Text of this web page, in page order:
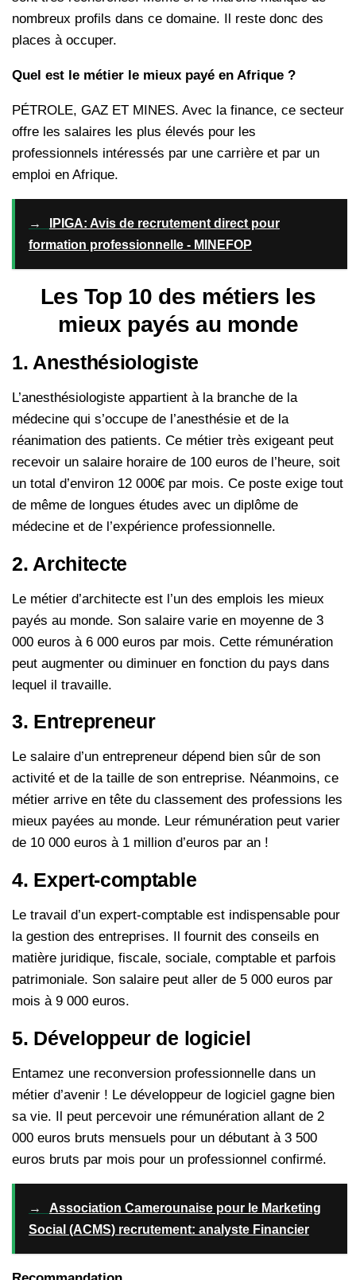
nombreux profils dans ce domaine. Il reste donc des
places à occuper.
Quel est le métier le mieux payé en Afrique ?
PÉTROLE, GAZ ET MINES. Avec la finance, ce secteur
offre les salaires les plus élevés pour les
professionnels intéressés par une carrière et par un
emploi en Afrique.
→
IPIGA: Avis de recrutement direct pour
formation professionnelle - MINEFOP
Les Top 10 des métiers les
mieux payés au monde
1. Anesthésiologiste
L’anesthésiologiste appartient à la branche de la
médecine qui s’occupe de l’anesthésie et de la
réanimation des patients. Ce métier très exigeant peut
recevoir un salaire horaire de 100 euros de l’heure, soit
un total d’environ 12 000€ par mois. Ce poste exige tout
de même de longues études avec un diplôme de
médecine et de l’expérience professionnelle.
2. Architecte
Le métier d’architecte est l’un des emplois les mieux
payés au monde. Son salaire varie en moyenne de 3
000 euros à 6 000 euros par mois. Cette rémunération
peut augmenter ou diminuer en fonction du pays dans
lequel il travaille.
3. Entrepreneur
Le salaire d’un entrepreneur dépend bien sûr de son
activité et de la taille de son entreprise. Néanmoins, ce
métier arrive en tête du classement des professions les
mieux payées au monde. Leur rémunération peut varier
de 10 000 euros à 1 million d’euros par an !
4. Expert-comptable
Le travail d’un expert-comptable est indispensable pour
la gestion des entreprises. Il fournit des conseils en
matière juridique, fiscale, sociale, comptable et parfois
patrimoniale. Son salaire peut aller de 5 000 euros par
mois à 9 000 euros.
5. Développeur de logiciel
Entamez une reconversion professionnelle dans un
métier d’avenir ! Le développeur de logiciel gagne bien
sa vie. Il peut percevoir une rémunération allant de 2
000 euros bruts mensuels pour un débutant à 3 500
euros bruts par mois pour un professionnel confirmé.
→
Association Camerounaise pour le Marketing
Social (ACMS) recrutement: analyste Financier